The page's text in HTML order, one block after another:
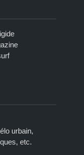
urbain,
etc.